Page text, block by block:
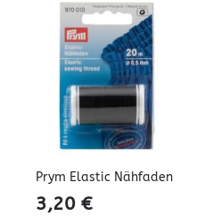
Prym Elastic Nähfaden
3,20 €